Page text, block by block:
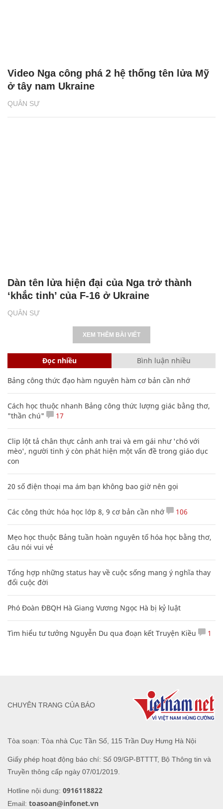
QUÂN SỰ
Video Nga công phá 2 hệ thống tên lửa Mỹ
ở tây nam Ukraine
QUÂN SỰ
Dàn tên lửa hiện đại của Nga trở thành
‘khắc tinh’ của F-16 ở Ukraine
XEM THÊM BÀI VIẾT
Đọc nhiều Bình luận nhiều
Bảng công thức đạo hàm nguyên hàm cơ bản cần nhớ
Cách học thuộc nhanh Bảng công thức lượng giác bằng thơ,
"thần chú"
17
Clip lột tả chân thực cảnh anh trai và em gái như 'chó với
mèo', người tinh ý còn phát hiện một vấn đề trong giáo dục
con
20 số điện thoại ma ám bạn không bao giờ nên gọi
Các công thức hóa học lớp 8, 9 cơ bản cần nhớ 106
Mẹo học thuộc Bảng tuần hoàn nguyên tố hóa học bằng thơ,
câu nói vui vẻ
Tổng hợp những status hay về cuộc sống mang ý nghĩa thay
đổi cuộc đời
Phó Đoàn ĐBQH Hà Giang Vương Ngọc Hà bị kỷ luật
Tìm hiểu tư tưởng Nguyễn Du qua đoạn kết Truyện Kiều 1
Tòa soạn: Tòa nhà Cục Tần Số, 115 Trần Duy Hưng Hà Nội
Giấy phép hoạt động báo chí: Số 09/GP-BTTTT, Bộ Thông tin và
Truyền thông cấp ngày 07/01/2019.
Hotline nội dung: 0916118822
Email: toasoan@infonet.vn
CHUYÊN TRANG CỦA BÁO